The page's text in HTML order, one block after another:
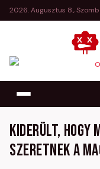
2026. Augusztus 8.,
Kiderült,
szeretnek a